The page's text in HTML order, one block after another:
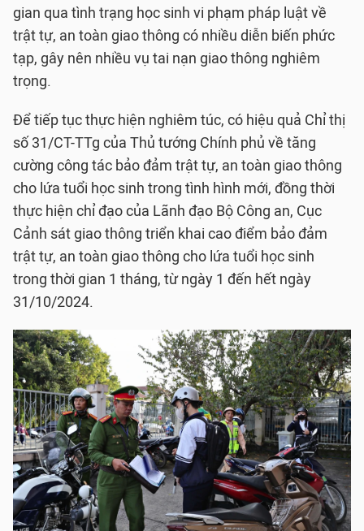
gian qua tình trạng học sinh vi phạm pháp luật về
trật tự, an toàn giao thông có nhiều diễn biến phức
tạp, gây nên nhiều vụ tai nạn giao thông nghiêm
trọng.
Để tiếp tục thực hiện nghiêm túc, có hiệu quả Chỉ thị
số 31/CT-TTg của Thủ tướng Chính phủ về tăng
cường công tác bảo đảm trật tự, an toàn giao thông
cho lứa tuổi học sinh trong tình hình mới, đồng thời
thực hiện chỉ đạo của Lãnh đạo Bộ Công an, Cục
Cảnh sát giao thông triển khai cao điểm bảo đảm
trật tự, an toàn giao thông cho lứa tuổi học sinh
trong thời gian 1 tháng, từ ngày 1 đến hết ngày
31/10/2024.